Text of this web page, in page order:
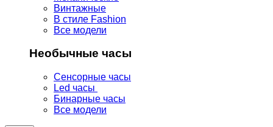
Винтажные
В стиле Fashion
Все модели
Необычные часы
Сенсорные часы
Led часы
Бинарные часы
Все модели